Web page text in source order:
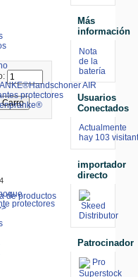
AIR
protectores
protectores
de productos
Más
información
Nota
de la
batería
Usuarios
Conectados
Actualmente
hay 103
importador
directo
Patrocinador